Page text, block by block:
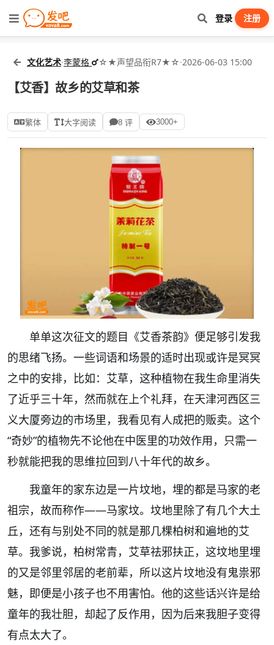
登录 注册
文化艺术·李蒙格 ☆★声望品衔R7★☆·2026-06-03 15:00
【艾香】故乡的艾草和茶
繁体 大字阅读 8 评 3000+
单单这次征文的题目《艾香茶韵》便足够引发我
的思绪飞扬。一些词语和场景的适时出现或许是冥冥
之中的安排，比如：艾草，这种植物在我生命里消失
了近乎三十年，然而就在上个礼拜，在天津河西区三
义大厦旁边的市场里，我看见有人成把的贩卖。这个
“奇妙”的植物先不论他在中医里的功效作用，只需一
秒就能把我的思维拉回到八十年代的故乡。
我童年的家东边是一片坟地，埋的都是马家的老
祖宗，故而称作——马家坟。坟地里除了有几个大土
丘，还有与别处不同的就是那几棵柏树和遍地的艾
草。我爹说，柏树常青，艾草祛邪扶正，这坟地里埋
的又是邻里邻居的老前辈，所以这片坟地没有鬼祟邪
魅，即便是小孩子也不用害怕。他的这些话兴许是给
童年的我壮胆，却起了反作用，因为后来我胆子变得
有点太大了。